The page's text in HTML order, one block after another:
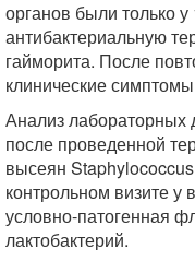
органов были только
антибактериальную
гайморита. После
клинические
Анализ лабораторных
после проведенной
высеян
контрольном визите у
условно-патогенная
лактобактерий.